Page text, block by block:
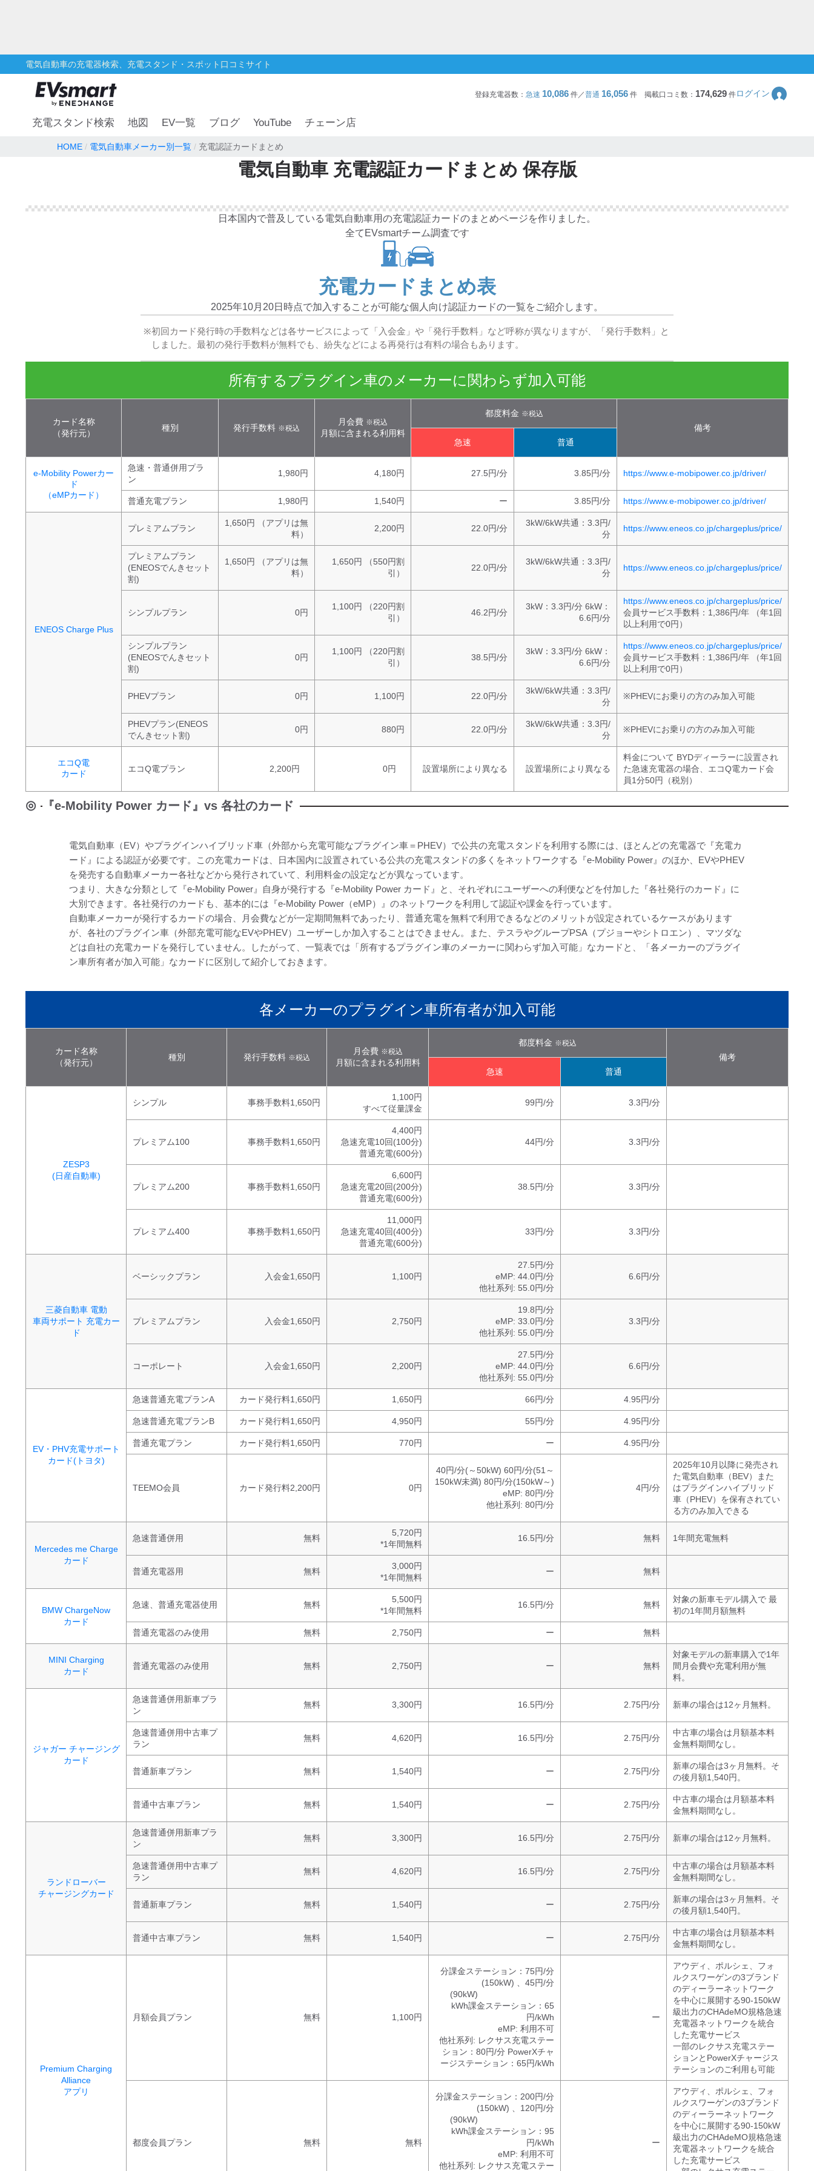
電気自動車の充電器検索、充電スタンド・スポット口コミサイト
登録充電器数： 急速 10,086 件／普通 16,056 件 掲載口コミ数： 174,629件ログイン
充電スタンド検索 地図 EV一覧 ブログ YouTube チェーン店
HOME 電気自動車メーカー別一覧 充電認証カードまとめ
電気自動車 充電認証カードまとめ 保存版
日本国内で普及している電気自動車用の充電認証カードのまとめページを作りました。
全てEVsmartチーム調査です
充電カードまとめ表
2025年10月20日 時点で加入することが可能な個人向け認証カードの一覧をご紹介します。
初回カード発行時の手数料などは各サービスによって「入会金」や「発行手数料」など呼称が異なりますが、「発行手数料」と
しました。最初の発行手数料が無料でも、紛失などによる再発行は有料の場合もあります。
所有するプラグイン車のメーカーに関わらず加入可能
カード名称
（発行元）
種別 発行手数料 ※税込
月会費 ※税込
月額に含まれる利用料
都度料金 ※税込
備考
急速
普通
e-Mobility Powerカー
ド
（eMPカード）
急速・普通併用プラ
ン
1,980円 4,180円 27.5円/分 3.85円/分 https://www.e-mobipower.co.jp/driver/
普通充電プラン 1,980円 1,540円 ー 3.85円/分 https://www.e-mobipower.co.jp/driver/
ENEOS Charge Plus
プレミアムプラン
1,650円 （アプリは無
料）
2,200円 22.0円/分
3kW/6kW共通：3.3円/
分
https://www.eneos.co.jp/chargeplus/price/
プレミアムプラン
(ENEOSでんきセット
割)
1,650円 （アプリは無
料）
1,650円 （550円割
引）
22.0円/分
3kW/6kW共通：3.3円/
分
https://www.eneos.co.jp/chargeplus/price/
シンプルプラン 0円
1,100円 （220円割
引）
46.2円/分
3kW：3.3円/分 6kW：
6.6円/分
https://www.eneos.co.jp/chargeplus/price/
会員サービス手数料：1,386円/年
（年1回
以上利用で0円）
シンプルプラン
(ENEOSでんきセット
割)
0円
1,100円 （220円割
引）
38.5円/分
3kW：3.3円/分 6kW：
6.6円/分
https://www.eneos.co.jp/chargeplus/price/
会員サービス手数料：1,386円/年
（年1回
以上利用で0円）
PHEVプラン 0円 1,100円 22.0円/分
3kW/6kW共通：3.3円/
分
※PHEVにお乗りの方のみ加入可能
PHEVプラン(ENEOS
でんきセット割)
0円 880円 22.0円/分
3kW/6kW共通：3.3円/
分
※PHEVにお乗りの方のみ加入可能
エコQ電
カード
エコQ電プラン 2,200円 0円 設置場所により異なる 設置場所により異なる
料金について BYDディーラーに設置され
た急速充電器の場合、エコQ電カード会
員1分50円（税別）
『e-Mobility Power カード』vs 各社のカード
電気自動車（EV）やプラグインハイブリッド車（外部から充電可能なプラグイン車＝PHEV）で公共の充電スタンドを利用する際には、ほとんどの充電器で『充電カ
ード』による認証が必要です。この充電カードは、日本国内に設置されている公共の充電スタンドの多くをネットワークする『e-Mobility Power』のほか、EVやPHEV
を発売する自動車メーカー各社などから発行されていて、利用料金の設定などが異なっています。
つまり、大きな分類として『e-Mobility Power』自身が発行する『e-Mobility Power カード』と、それぞれにユーザーへの利便などを付加した『各社発行のカード』に
大別できます。各社発行のカードも、基本的には『e-Mobility Power（eMP）』のネットワークを利用して認証や課金を行っています。
自動車メーカーが発行するカードの場合、月会費などが一定期間無料であったり、普通充電を無料で利用できるなどのメリットが設定されているケースがあります
が、各社のプラグイン車（外部充電可能なEVやPHEV）ユーザーしか加入することはできません。また、テスラやグループPSA（プジョーやシトロエン）、マツダな
どは自社の充電カードを発行していません。したがって、一覧表では「所有するプラグイン車のメーカーに関わらず加入可能」なカードと、「各メーカーのプラグイ
ン車所有者が加入可能」なカードに区別して紹介しておきます。
各メーカーのプラグイン車所有者が加入可能
カード名称
（発行元）
種別 発行手数料 ※税込
月会費 ※税込
月額に含まれる利用料
都度料金 ※税込
備考
急速
普通
ZESP3
(日産自動車)
シンプル 事務手数料1,650円
1,100円
すべて従量課金
99円/分 3.3円/分
プレミアム100 事務手数料1,650円
4,400円
急速充電10回(100分)
普通充電(600分)
44円/分 3.3円/分
プレミアム200 事務手数料1,650円
6,600円
急速充電20回(200分)
普通充電(600分)
38.5円/分 3.3円/分
プレミアム400 事務手数料1,650円
11,000円
急速充電40回(400分)
普通充電(600分)
33円/分 3.3円/分
三菱自動車 電動
車両サポート 充電カー
ド
ベーシックプラン 入会金1,650円 1,100円
27.5円/分
eMP: 44.0円/分
他社系列: 55.0円/分
6.6円/分
プレミアムプラン 入会金1,650円 2,750円
19.8円/分
eMP: 33.0円/分
他社系列: 55.0円/分
3.3円/分
コーポレート 入会金1,650円 2,200円
27.5円/分
eMP: 44.0円/分
他社系列: 55.0円/分
6.6円/分
EV・PHV充電サポート
カード(トヨタ)
急速普通充電プランA カード発行料1,650円 1,650円 66円/分 4.95円/分
急速普通充電プランB カード発行料1,650円 4,950円 55円/分 4.95円/分
普通充電プラン カード発行料1,650円 770円 ー 4.95円/分
TEEMO会員 カード発行料2,200円 0円
40円/分(～50kW) 60円/分(51～
150kW未満) 80円/分(150kW～)
eMP: 80円/分
他社系列: 80円/分
4円/分
2025年10月以降に発売され
た電気自動車（BEV）また
はプラグインハイブリッド
車（PHEV）を保有されてい
る方のみ加入できる
Mercedes me Charge
カード
急速普通併用 無料
5,720円
*1年間無料
16.5円/分 無料 1年間充電無料
普通充電器用 無料
3,000円
*1年間無料
ー 無料
BMW ChargeNow
カード
急速、普通充電器使用 無料
5,500円
*1年間無料
16.5円/分 無料
対象の新車モデル購入で 最
初の1年間月額無料
普通充電器のみ使用 無料 2,750円 ー 無料
MINI Charging
カード
普通充電器のみ使用 無料 2,750円 ー 無料
対象モデルの新車購入で1年
間月会費や充電利用が無
料。
ジャガー チャージング
カード
急速普通併用新車プラ
ン
無料 3,300円 16.5円/分 2.75円/分 新車の場合は12ヶ月無料。
急速普通併用中古車プ
ラン
無料 4,620円 16.5円/分 2.75円/分
中古車の場合は月額基本料
金無料期間なし。
普通新車プラン 無料 1,540円 ー 2.75円/分
新車の場合は3ヶ月無料。そ
の後月額1,540円。
普通中古車プラン 無料 1,540円 ー 2.75円/分
中古車の場合は月額基本料
金無料期間なし。
ランドローバー
チャージングカード
急速普通併用新車プラ
ン
無料 3,300円 16.5円/分 2.75円/分 新車の場合は12ヶ月無料。
急速普通併用中古車プ
ラン
無料 4,620円 16.5円/分 2.75円/分
中古車の場合は月額基本料
金無料期間なし。
普通新車プラン 無料 1,540円 ー 2.75円/分
新車の場合は3ヶ月無料。そ
の後月額1,540円。
普通中古車プラン 無料 1,540円 ー 2.75円/分
中古車の場合は月額基本料
金無料期間なし。
Premium Charging
Alliance
アプリ
月額会員プラン 無料 1,100円
分課金ステーション：75円/分
(150kW) 、45円/分
(90kW)
kWh課金ステーション：65
円/kWh
eMP: 利用不可
他社系列: レクサス充電ステー
ション：80円/分 PowerXチャ
ージステーション：65円/kWh
ー
アウディ、ポルシェ、フォ
ルクスワーゲンの3ブランド
のディーラーネットワーク
を中心に展開する90-150kW
級出力のCHAdeMO規格急速
充電器ネットワークを統合
した充電サービス
一部のレクサス充電ステー
ションとPowerXチャージス
テーションのご利用も可能
都度会員プラン 無料 無料
分課金ステーション：200円/分
(150kW) 、120円/分
(90kW)
kWh課金ステーション：95
円/kWh
eMP: 利用不可
他社系列: レクサス充電ステー
ー
アウディ、ポルシェ、フォ
ルクスワーゲンの3ブランド
のディーラーネットワーク
を中心に展開する90-150kW
級出力のCHAdeMO規格急速
充電器ネットワークを統合
した充電サービス